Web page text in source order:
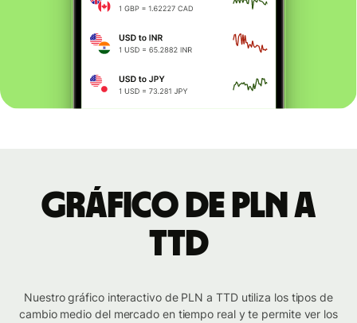
Gráfico de PLN a
TTD
Nuestro gráfico interactivo de PLN a TTD utiliza los tipos de
cambio medio del mercado en tiempo real y te permite ver los